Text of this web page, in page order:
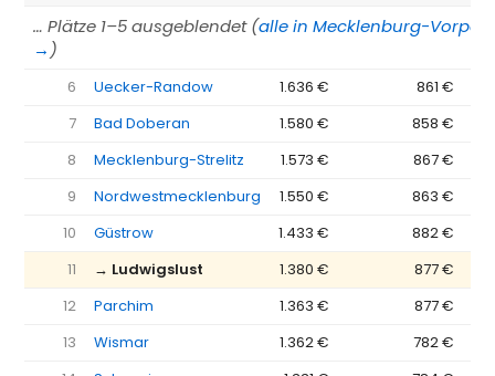
… Plätze 1–5 ausgeblendet (alle in Mecklenburg-
→ )
6 Uecker-Randow 1.636 €
861 €
7
Bad Doberan 1.580 €
858 €
8
Mecklenburg-Strelitz 1.573 €
867 €
9
Nordwestmecklenburg 1.550 €
863 €
10
Güstrow 1.433 €
882 €
11
→ Ludwigslust 1.380 €
877 €
12
Parchim 1.363 €
877 €
13
Wismar 1.362 €
782 €